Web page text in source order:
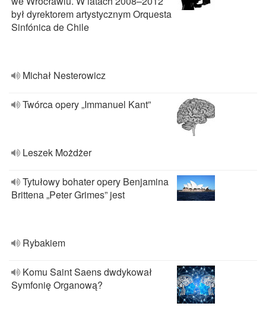
był dyrektorem artystycznym Orquesta
Sinfónica de Chile
Michał Nesterowicz
Twórca opery „Immanuel Kant”
Leszek Możdżer
Tytułowy bohater opery Benjamina
Brittena „Peter Grimes” jest
Rybakiem
Komu Saint Saens dwdykował
Symfonię Organową?